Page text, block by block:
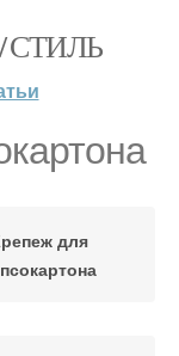
СТИЛЬ
для